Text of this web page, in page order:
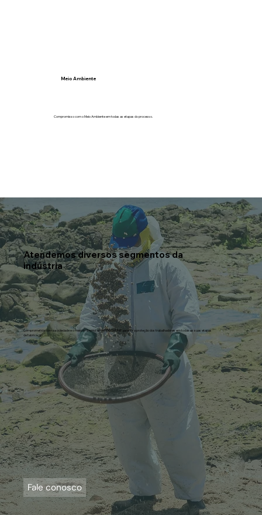
Meio Ambiente
Compromisso com o Meio Ambiente em todas as etapas do processo.
Atendemos diversos segmentos da
indústria
Comprometida com a sociedade e o meio ambiente, a HANDSCHUHE garante a proteção dos trabalhadores em todas as suas etapas
de fabricação.
Fale conosco